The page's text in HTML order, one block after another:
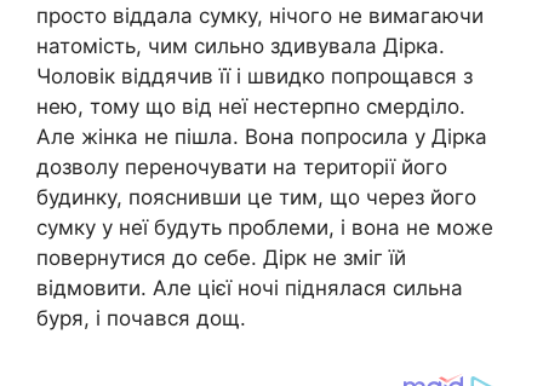
просто віддала сумку, нічого не вимагаючи
натомість, чим сильно здивувала Дірка.
Чоловік віддячив її і швидко попрощався з
нею, тому що від неї нестерпно смерділо.
Але жінка не пішла. Вона попросила у Дірка
дозволу переночувати на території його
будинку, пояснивши це тим, що через його
сумку у неї будуть проблеми, і вона не може
повернутися до себе. Дірк не зміг їй
відмовити. Але цієї ночі піднялася сильна
буря, і почався дощ.